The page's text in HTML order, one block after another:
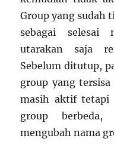
Group yang sudah
sebagai selesai
utarakan saja
Sebelum ditutup,
group yang
masih aktif tetapi
group
mengubah nama